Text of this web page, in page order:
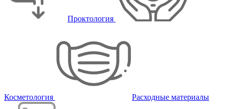
Проктология
Косметология Расходные материалы